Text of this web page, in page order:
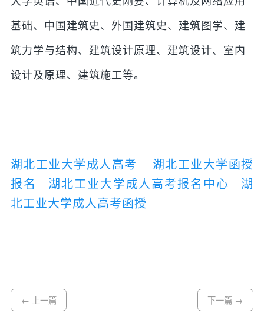
基础、中国建筑史、外国建筑史、建筑图学、建
筑力学与结构、建筑设计原理、建筑设计、室内
设计及原理、建筑施工等。
湖北工业大学成人高考
湖北工业大学函授
报名
湖北工业大学成人高考报名中心
湖
北工业大学成人高考函授
← 上一篇 下一篇 →